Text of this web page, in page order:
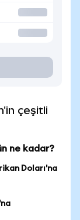
çeşitli
ne kadar?
Doları'na